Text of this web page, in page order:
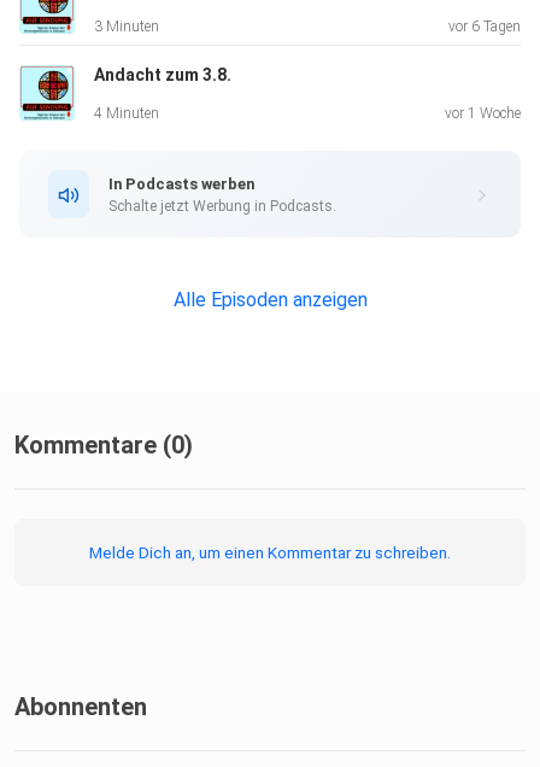
3 Minuten vor 6 Tagen
Andacht zum 3.8.
4 Minuten vor 1 Woche
In Podcasts werben
Schalte jetzt Werbung in Podcasts.
Alle Episoden anzeigen
Kommentare (0)
Melde Dich an, um einen Kommentar zu schreiben.
Abonnenten